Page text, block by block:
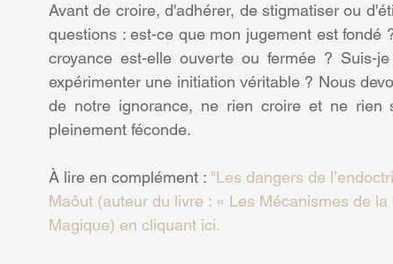
Avant de croire, d'adhérer, de stigmatiser ou
questions : est-ce que mon jugement est
croyance est-elle ouverte ou fermée ?
expérimenter une initiation véritable ? Nous
de notre ignorance, ne rien croire et ne
pleinement féconde.
À lire en complément : "Les dangers de
Maôut (auteur du livre : « Les Mécanismes de
Magique) en cliquant ici.